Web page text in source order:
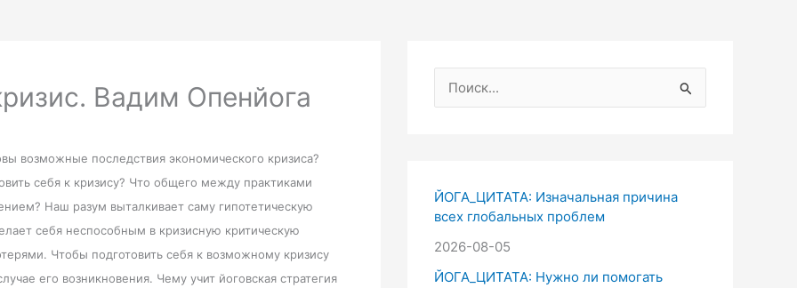
Вадим Опенйога
возможные последствия экономического кризиса?
себя к кризису? Что общего между практиками
Наш разум выталкивает саму гипотетическую
себя неспособным в кризисную критическую
Чтобы подготовить себя к возможному кризису
его возникновения. Чему учит йоговская стратегия
о
к
:
ЙОГА_ЦИТАТА: Изначальная причина
всех глобальных проблем
2026-08-05
ЙОГА_ЦИТАТА: Нужно ли помогать